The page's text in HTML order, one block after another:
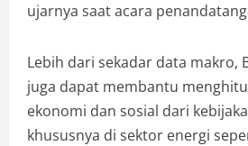
ujarnya saat acara
Lebih dari sekadar data makro,
juga dapat membantu
ekonomi dan sosial dari
khususnya di sektor energi